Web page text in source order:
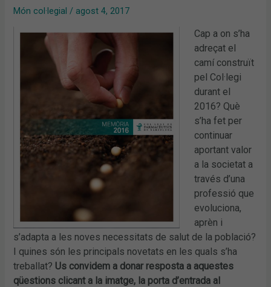
Món col·legial / agost 4, 2017
Cap a on s’ha
adreçat el
camí construït
pel Col·legi
durant el
2016? Què
s’ha fet per
continuar
aportant valor
a la societat a
través d’una
professió que
evoluciona,
aprèn i
s’adapta a les noves necessitats de salut de la població?
I quines són les principals novetats en les quals s’ha
treballat? Us convidem a donar resposta a aquestes
qüestions clicant a la imatge, la porta d’entrada al